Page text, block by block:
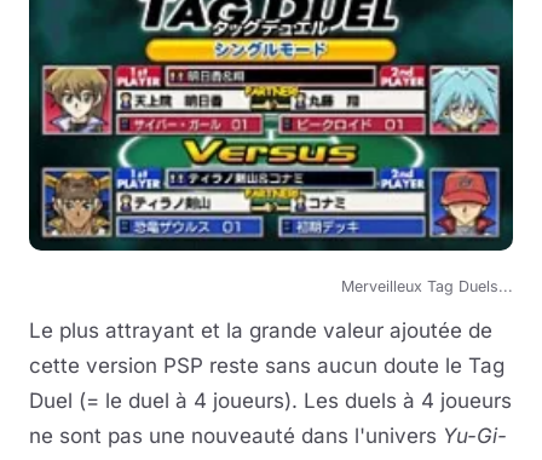
Merveilleux Tag Duels...
Le plus attrayant et la grande valeur ajoutée de
cette version PSP reste sans aucun doute le Tag
Duel (= le duel à 4 joueurs). Les duels à 4 joueurs
ne sont pas une nouveauté dans l'univers Yu-Gi-